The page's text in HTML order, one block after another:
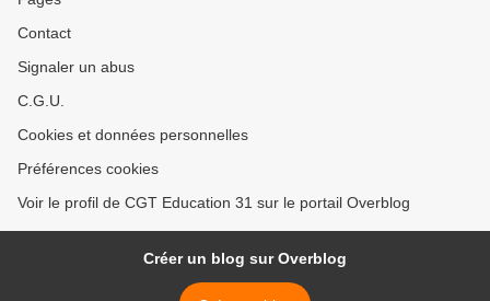
Contact
Signaler un abus
C.G.U.
Cookies et données personnelles
Préférences cookies
Voir le profil de CGT Education 31 sur le portail Overblog
Créer un blog sur Overblog